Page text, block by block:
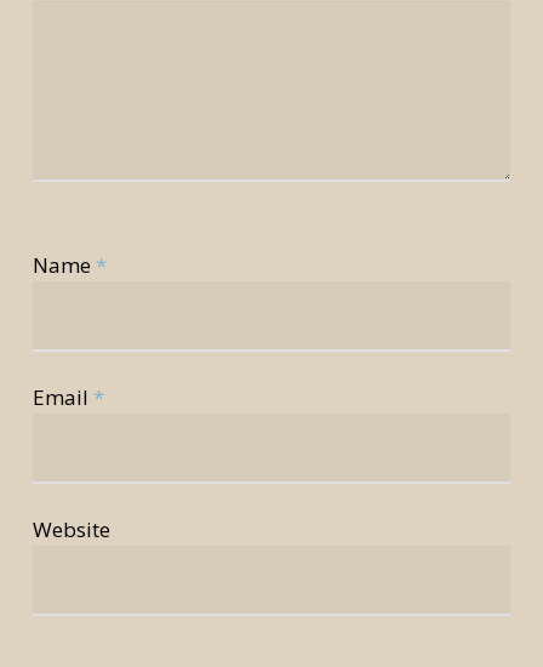
Name *
Email *
Website